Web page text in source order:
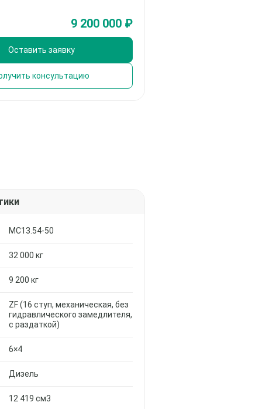
9 200 000 ₽
Оставить заявку
консультацию
MC13.54-50
32 000 кг
9 200 кг
ZF (16 ступ, механическая, без
гидравлического замедлителя,
с раздаткой)
6×4
Дизель
12 419 см3